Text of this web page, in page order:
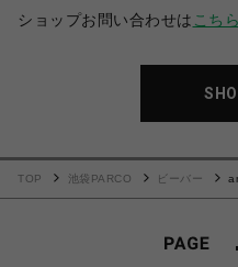
ショップお問い合わせは こちら
TOP 池袋PARCO ビーバー